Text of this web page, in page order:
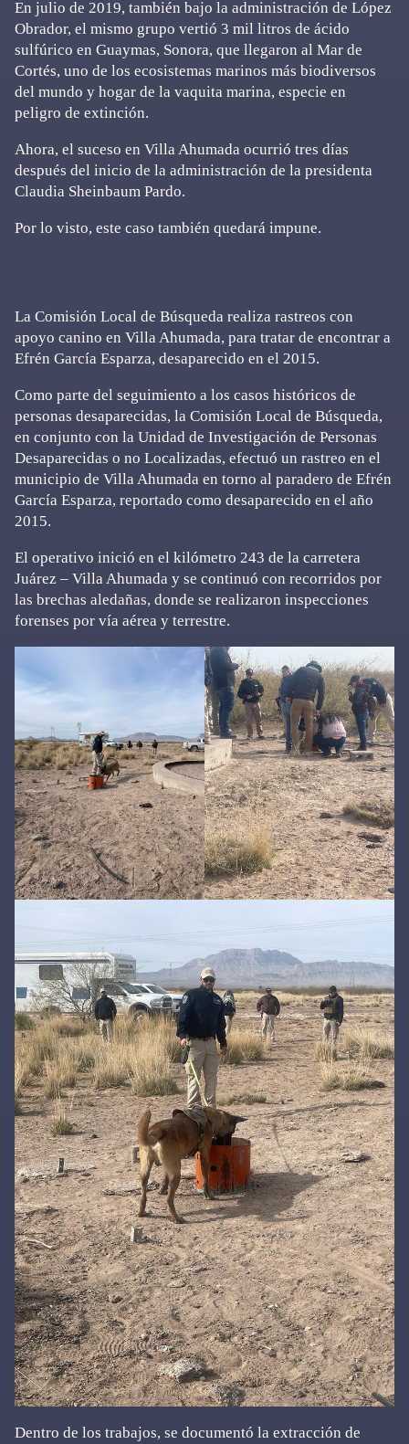
En julio de 2019, también bajo la administración de López
Obrador, el mismo grupo vertió 3 mil litros de ácido
sulfúrico en Guaymas, Sonora, que llegaron al Mar de
Cortés, uno de los ecosistemas marinos más biodiversos
del mundo y hogar de la vaquita marina, especie en
peligro de extinción.
Ahora, el suceso en Villa Ahumada ocurrió tres días
después del inicio de la administración de la presidenta
Claudia Sheinbaum Pardo.
Por lo visto, este caso también quedará impune.
La Comisión Local de Búsqueda realiza rastreos con
apoyo canino en Villa Ahumada, para tratar de encontrar a
Efrén García Esparza, desaparecido en el 2015.
Como parte del seguimiento a los casos históricos de
personas desaparecidas, la Comisión Local de Búsqueda,
en conjunto con la Unidad de Investigación de Personas
Desaparecidas o no Localizadas, efectuó un rastreo en el
municipio de Villa Ahumada en torno al paradero de Efrén
García Esparza, reportado como desaparecido en el año
2015.
El operativo inició en el kilómetro 243 de la carretera
Juárez – Villa Ahumada y se continuó con recorridos por
las brechas aledañas, donde se realizaron inspecciones
forenses por vía aérea y terrestre.
Dentro de los trabajos, se documentó la extracción de